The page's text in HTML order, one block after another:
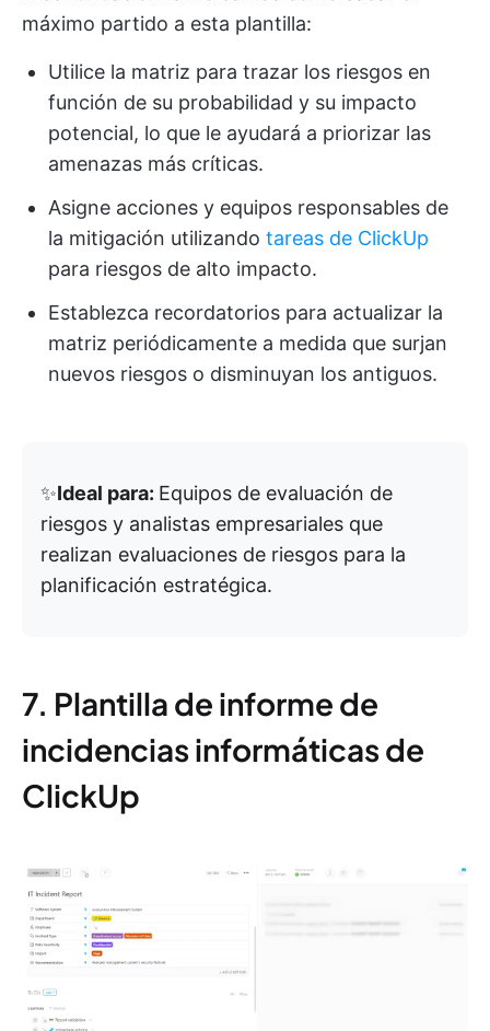
máximo partido a esta plantilla:
Utilice la matriz para trazar los riesgos en
función de su probabilidad y su impacto
potencial, lo que le ayudará a priorizar las
amenazas más críticas.
Asigne acciones y equipos responsables de
la mitigación utilizando tareas de ClickUp
para riesgos de alto impacto.
Establezca recordatorios para actualizar la
matriz periódicamente a medida que surjan
nuevos riesgos o disminuyan los antiguos.
✨Ideal para: Equipos de evaluación de
riesgos y analistas empresariales que
realizan evaluaciones de riesgos para la
planificación estratégica.
7. Plantilla de informe de
incidencias informáticas de
ClickUp